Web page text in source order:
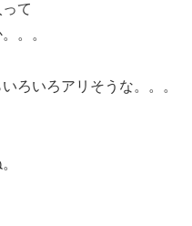
て
。。
ろいろアリそうな。。。